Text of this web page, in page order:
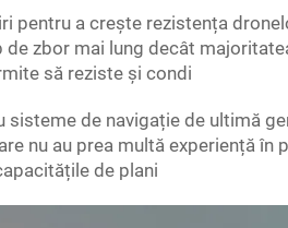
pentru a crește rezistența
zbor mai lung decât
să reziste și condi
de navigație de ultimă
nu au prea multă experiență în
de plani